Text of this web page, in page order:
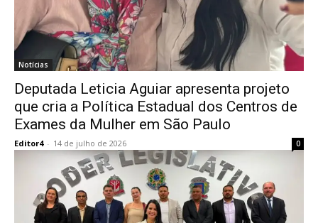
Notícias
Deputada Leticia Aguiar apresenta projeto
que cria a Política Estadual dos Centros de
Exames da Mulher em São Paulo
Editor4 - 14 de julho de 2026 0